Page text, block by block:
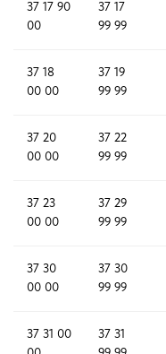
37 17 90
00
37 17
99 99
37 18
00 00
37 19
99 99
37 20
00 00
37 22
99 99
37 23
00 00
37 29
99 99
37 30
00 00
37 30
99 99
37 31 00
37 31